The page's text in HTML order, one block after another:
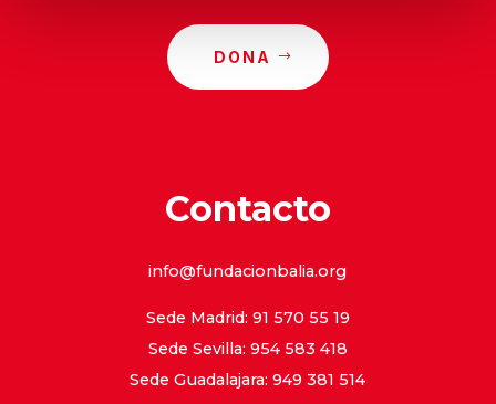
DONA
Contacto
info@fundacionbalia.org
Sede Madrid: 91 570 55 19
Sede Sevilla: 954 583 418
Sede Guadalajara: 949 381 514